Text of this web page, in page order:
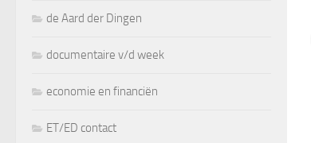
de Aard der Dingen
documentaire v/d week
economie en financiën
ET/ED contact